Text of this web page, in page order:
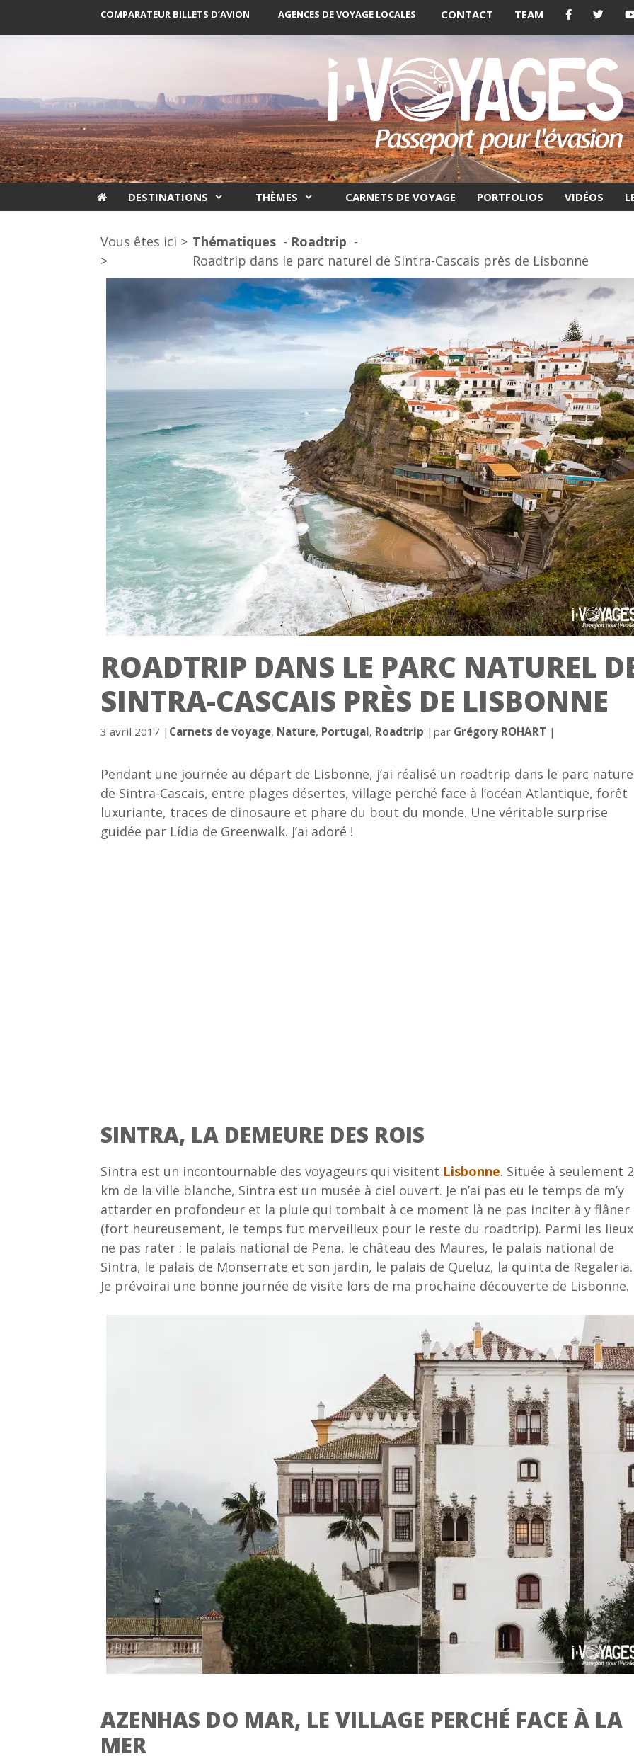
COMPARATEUR BILLETS D’AVION AGENCES DE VOYAGE LOCALES CONTACT TEAM
DESTINATIONS THÈMES CARNETS DE VOYAGE PORTFOLIOS VIDÉOS
Vous êtes ici >
>
Thématiques
Roadtrip
Roadtrip dans le parc naturel de Sintra-Cascais près de Lisbonne
ROADTRIP DANS LE PARC NATUREL
SINTRA-CASCAIS PRÈS DE LISBONNE
3 avril 2017 | Catégories
Carnets de voyage, Nature, Portugal, Roadtrip | par Grégory ROHART |
Pendant une journée au départ de Lisbonne, j’ai réalisé un roadtrip dans le parc
de Sintra-Cascais, entre plages désertes, village perché face à l’océan Atlantique, forêt
luxuriante, traces de dinosaure et phare du bout du monde. Une véritable surprise
guidée par Lídia de Greenwalk. J’ai adoré !
SINTRA, LA DEMEURE DES ROIS
Sintra est un incontournable des voyageurs qui visitent Lisbonne. Située à seulement
km de la ville blanche, Sintra est un musée à ciel ouvert. Je n’ai pas eu le temps de m’y
attarder en profondeur et la pluie qui tombait à ce moment là ne pas inciter à y flâner
(fort heureusement, le temps fut merveilleux pour le reste du roadtrip). Parmi les
ne pas rater : le palais national de Pena, le château des Maures, le palais national de
Sintra, le palais de Monserrate et son jardin, le palais de Queluz, la quinta de
Je prévoirai une bonne journée de visite lors de ma prochaine découverte de Lisbonne.
AZENHAS DO MAR, LE VILLAGE PERCHÉ FACE À LA
MER